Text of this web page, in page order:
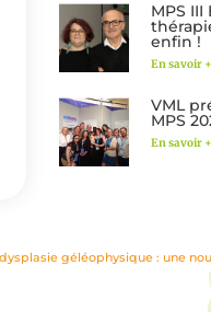
MPS
enfin !
En savoir +
VML
MPS
En savoir +
géléophysique : une